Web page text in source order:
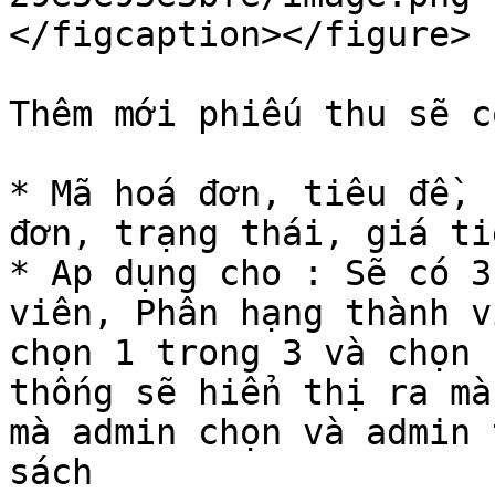
</figcaption></figure>
Thêm mới phiếu thu sẽ
* Mã hoá đơn, tiêu đề,
đơn, trạng thái, giá
* Ap dụng cho : Sẽ có
viên, Phân hạng thành
chọn 1 trong 3 và
thống sẽ hiển thị ra
mà admin chọn và
sách